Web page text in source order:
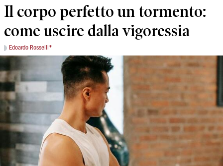
Il corpo perfetto un tormento:
come uscire dalla vigoressia
Edoardo Rosselli*